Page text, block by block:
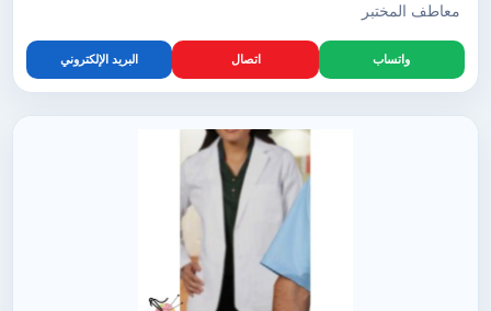
معاطف المختبر
واتساب اتصال البريد الإلكتروني